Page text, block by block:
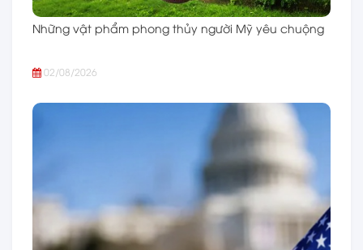
Những vật phẩm phong thủy người Mỹ yêu chuộng
02/08/2026